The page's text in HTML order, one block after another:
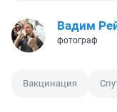
Вадим
фотограф
Вакцинация